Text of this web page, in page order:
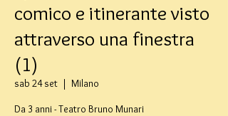
comico e itinerante visto
attraverso una finestra
(1)
sab 24 set
  |
Milano
Da 3 anni - Teatro Bruno Munari